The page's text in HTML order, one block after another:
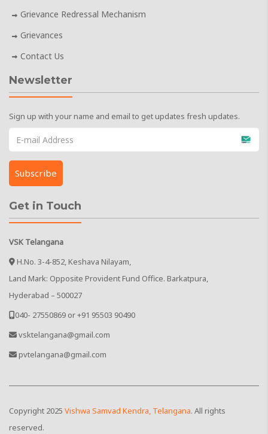
Grievance Redressal Mechanism
Grievances
Contact Us
Newsletter
Sign up with your name and email to get updates fresh updates.
Get in Touch
VSK Telangana
H.No. 3-4-852, Keshava Nilayam,
Land Mark: Opposite Provident Fund Office. Barkatpura,
Hyderabad – 500027
040- 27550869 or +91 95503 90490
vsktelangana@gmail.com
pvtelangana@gmail.com
Copyright 2025 Vishwa Samvad Kendra, Telangana. All rights
reserved.